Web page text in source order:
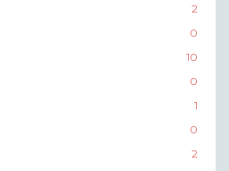
2
0
10
0
1
0
2